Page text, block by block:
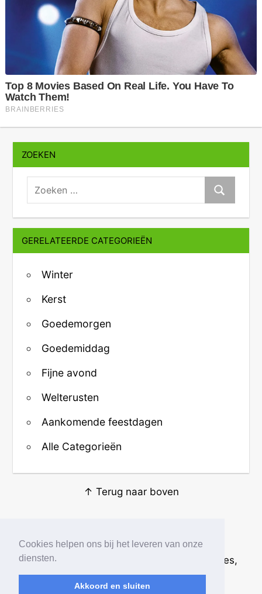
Cookies helpen ons bij het leveren van onze
diensten.
Akkoord en sluiten
ZOEKEN
zoeken:
Zoeken
GERELATEERDE CATEGORIEËN
Winter
Kerst
Goedemorgen
Goedemiddag
Fijne avond
Welterusten
Aankomende feestdagen
Alle Categorieën
↑ Terug naar boven
© 2026
· Plaatjes, animaties,
afbeeldingen en fotos